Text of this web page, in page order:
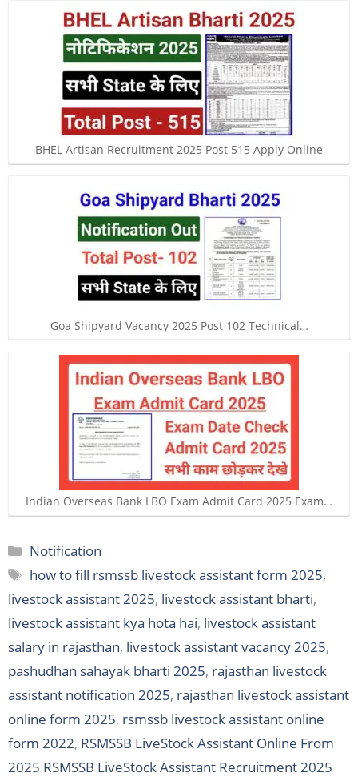
BHEL Artisan Recruitment 2025 Post 515 Apply Online
Goa Shipyard Vacancy 2025 Post 102 Technical…
Indian Overseas Bank LBO Exam Admit Card 2025 Exam…
Categories
Notification
Tags
how to fill rsmssb livestock assistant form 2025,
livestock assistant 2025, livestock assistant bharti,
livestock assistant kya hota hai, livestock assistant
salary in rajasthan, livestock assistant vacancy 2025,
pashudhan sahayak bharti 2025, rajasthan livestock
assistant notification 2025, rajasthan livestock assistant
online form 2025, rsmssb livestock assistant online
form 2022, RSMSSB LiveStock Assistant Online From
2025 RSMSSB LiveStock Assistant Recruitment 2025